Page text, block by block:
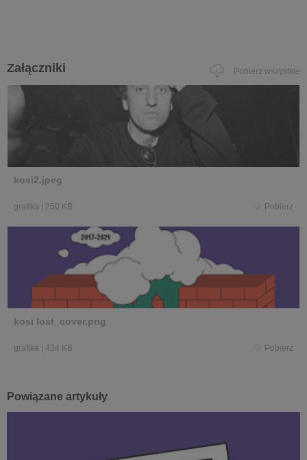
Załączniki Pobierz wszystkie
kosi2.jpeg
grafika 250 KB Pobierz
kosi lost_cover.png
grafika 434 KB Pobierz
Powiązane artykuły